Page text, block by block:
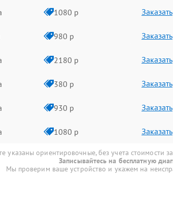
1080 р Заказать
980 р Заказать
2180 р Заказать
380 р Заказать
930 р Заказать
1080 р Заказать
указаны ориентировочные, без учета стоимости
Записывайтесь на бесплатную
Мы проверим ваше устройство и укажем на